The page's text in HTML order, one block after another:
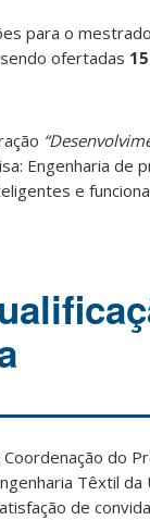
para o
sendo ofertadas
Engenharia de
e
Coordenação do
Têxtil da
de